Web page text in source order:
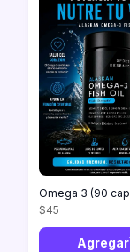
$45
Agregar